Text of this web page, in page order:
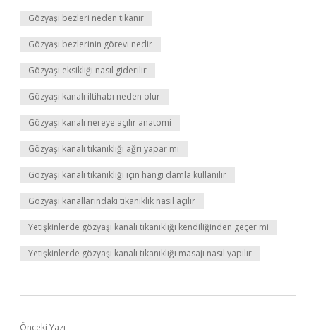
Gözyaşı bezleri neden tıkanır
Gözyaşı bezlerinin görevi nedir
Gözyaşı eksikliği nasıl giderilir
Gözyaşı kanalı iltihabı neden olur
Gözyaşı kanalı nereye açılır anatomi
Gözyaşı kanalı tıkanıklığı ağrı yapar mı
Gözyaşı kanalı tıkanıklığı için hangi damla kullanılır
Gözyaşı kanallarındaki tıkanıklık nasıl açılır
Yetişkinlerde gözyaşı kanalı tıkanıklığı kendiliğinden geçer mi
Yetişkinlerde gözyaşı kanalı tıkanıklığı masajı nasıl yapılır
Önceki Yazı